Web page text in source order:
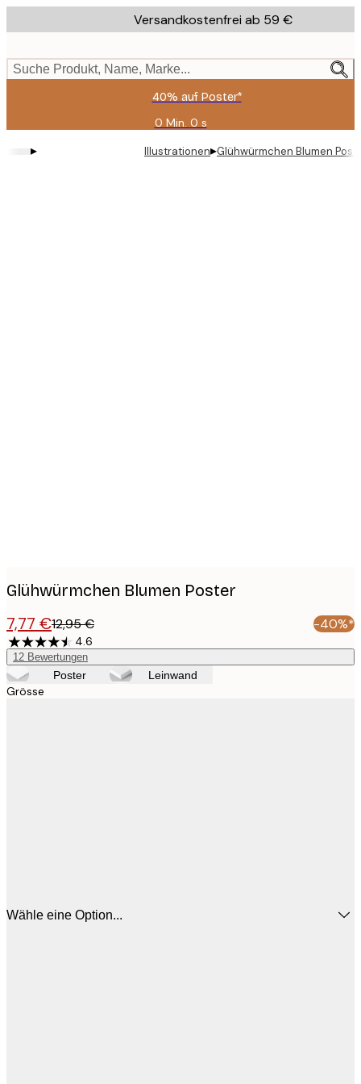
to
content.
Versandkostenfrei ab 59 €
Suche Produkt, Name, Marke...
40% auf Poster*
0 Min. 0 s
Gültig
bis:
2026-
▸ Illustrationen▸Glühwürmchen Blumen
Glühwürmchen Blumen Poster
7,77 €12,95 € -40%*
4.6
12 Bewertungen
Poster Leinwand
Grösse
Wähle eine Option...